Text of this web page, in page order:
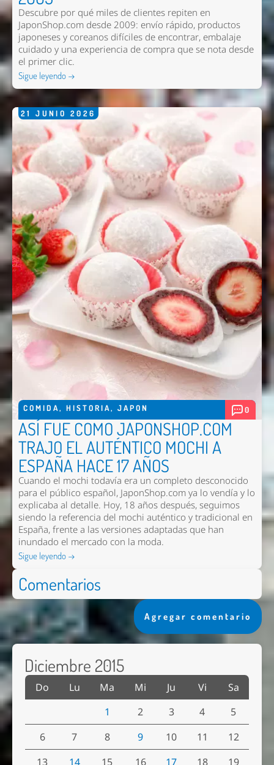
Descubre por qué miles de clientes repiten en
JaponShop.com desde 2009: envío rápido, productos
japoneses y coreanos difíciles de encontrar, embalaje
cuidado y una experiencia de compra que se nota desde
el primer clic.
Sigue leyendo →
21 JUNIO 2026
COMIDA, HISTORIA, JAPON 0
ASÍ FUE COMO JAPONSHOP.COM
TRAJO EL AUTÉNTICO MOCHI A
ESPAÑA HACE 17 AÑOS
Cuando el mochi todavía era un completo desconocido
para el público español, JaponShop.com ya lo vendía y lo
explicaba al detalle. Hoy, 18 años después, seguimos
siendo la referencia del mochi auténtico y tradicional en
España, frente a las versiones adaptadas que han
inundado el mercado con la moda.
Sigue leyendo →
Comentarios
Agregar comentario
Diciembre 2015
Do Lu Ma Mi Ju Vi
Sa
1
2 3 4
5
6
7 8 9 10 11
12
13
14 15 16 17 18
19